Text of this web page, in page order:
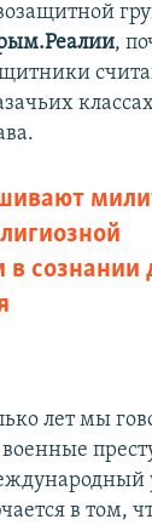
,
сознании
лет мы
в том,